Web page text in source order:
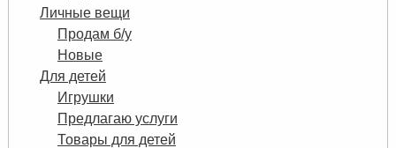
Личные вещи
Продам б/у
Новые
Для детей
Игрушки
Предлагаю услуги
Товары для детей